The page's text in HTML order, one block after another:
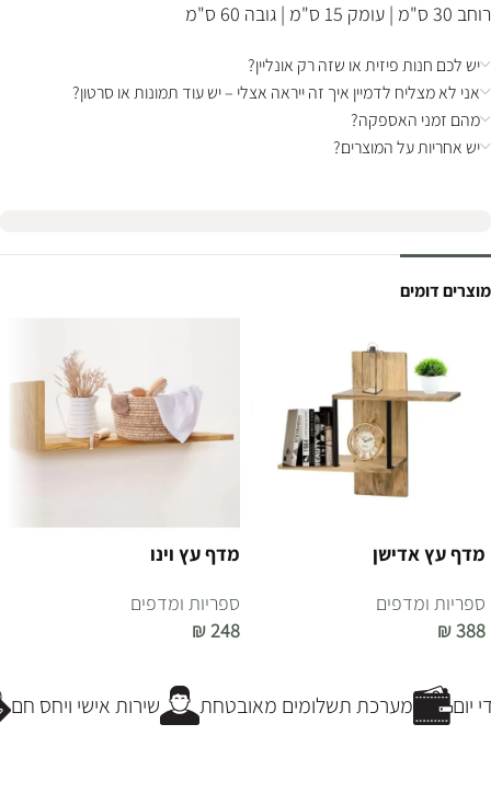
רוחב 30 ס"מ | עומק 15 ס"מ | גובה 60 ס"מ
יש לכם חנות פיזית או שזה רק אונליין?
אני לא מצליח לדמיין איך זה ייראה אצלי – יש עוד תמונות או סרטון?
מהם זמני האספקה?
יש אחריות על המוצרים?
מוצרים דומים
מדף עץ אדישן
ספריות ומדפים
₪388
מדף עץ וינו
ספריות ומדפים
₪248
שירות אישי ויחס חם מערכת תשלומים מאובטחת יום